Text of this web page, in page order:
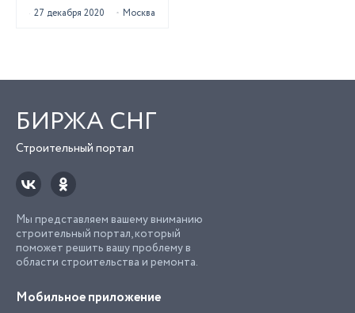
27 декабря 2020 Москва
БИРЖА СНГ
Строительный портал
Мы представляем вашему вниманию
строительный портал, который
поможет решить вашу проблему в
области строительства и ремонта.
Мобильное приложение